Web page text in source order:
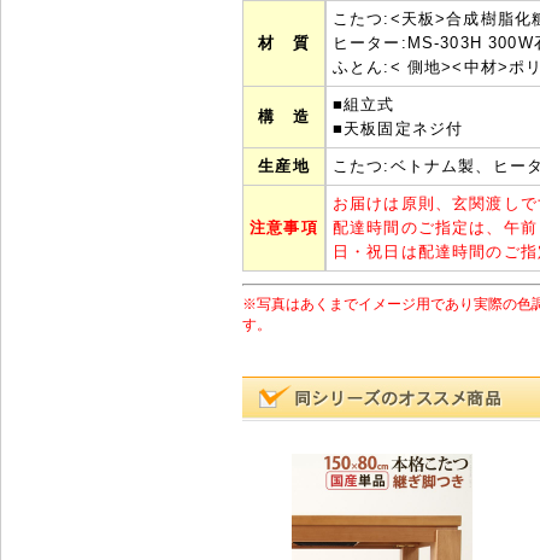
材 質
こたつ:<天板>合成樹脂
ヒーター:MS-303H 300W
ふとん:< 側地><中材>ポ
構 造
■組立式
■天板固定ネジ付
生産地 こたつ:ベトナム製、ヒー
注意事項
お届けは原則、玄関渡し
配達時間のご指定は、午
日・祝日は配達時間のご
※写真はあくまでイメージ用であり実際の色
す。